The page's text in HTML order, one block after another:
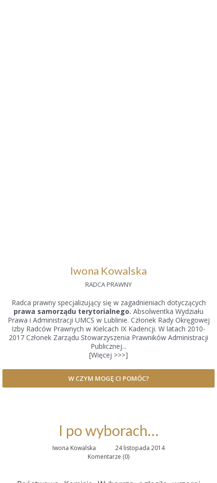
Iwona Kowalska
RADCA PRAWNY
Radca prawny specjalizujący się w zagadnieniach dotyczących
prawa samorządu terytorialnego. Absolwentka Wydziału
Prawa i Administracji UMCS w Lublinie. Członek Rady Okręgowej
Izby Radców Prawnych w Kielcach IX Kadencji. W latach 2010-
2017 Członek Zarządu Stowarzyszenia Prawników Administracji
Publicznej...
[Więcej >>>]
W CZYM MOGĘ CI POMÓC?
I po wyborach…
Iwona Kowalska
24 listopada 2014
Komentarze (0)